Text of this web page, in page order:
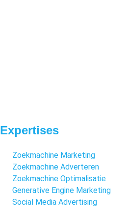
Expertises
Zoekmachine Marketing
Zoekmachine Adverteren
Zoekmachine Optimalisatie
Generative Engine Marketing
Social Media Advertising